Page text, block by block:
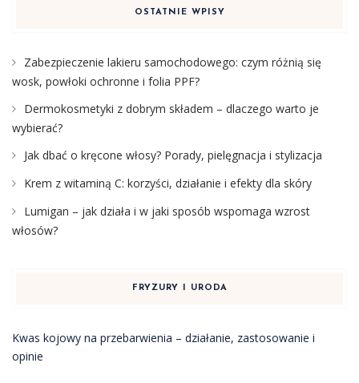
OSTATNIE WPISY
Zabezpieczenie lakieru samochodowego: czym różnią się
wosk, powłoki ochronne i folia PPF?
Dermokosmetyki z dobrym składem – dlaczego warto je
wybierać?
Jak dbać o kręcone włosy? Porady, pielęgnacja i stylizacja
Krem z witaminą C: korzyści, działanie i efekty dla skóry
Lumigan – jak działa i w jaki sposób wspomaga wzrost
włosów?
FRYZURY I URODA
Kwas kojowy na przebarwienia – działanie, zastosowanie i
opinie